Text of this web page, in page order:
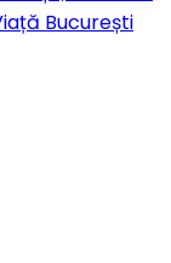
București